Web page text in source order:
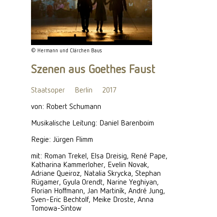
© Hermann und Clärchen Baus
Szenen aus Goethes Faust
Staatsoper Berlin 2017
von: Robert Schumann
Musikalische Leitung: Daniel Barenboim
Regie: Jürgen Flimm
mit: Roman Trekel, Elsa Dreisig, René Pape,
Katharina Kammerloher, Evelin Novak,
Adriane Queiroz, Natalia Skrycka, Stephan
Rügamer, Gyula Orendt, Narine Yeghiyan,
Florian Hoffmann, Jan Martiník, André Jung,
Sven-Eric Bechtolf, Meike Droste, Anna
Tomowa-Sintow